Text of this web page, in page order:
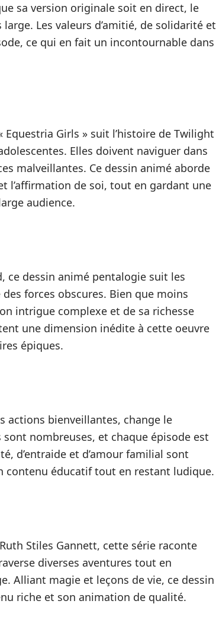
sa version originale soit en direct, le
Les valeurs d’amitié, de solidarité et
ce qui en fait un incontournable dans
Equestria Girls » suit l’histoire de Twilight
Elles doivent naviguer dans
malveillantes. Ce dessin animé aborde
l’affirmation de soi, tout en gardant une
audience.
ce dessin animé pentalogie suit les
forces obscures. Bien que moins
intrigue complexe et de sa richesse
une dimension inédite à cette oeuvre
épiques.
actions bienveillantes, change le
nombreuses, et chaque épisode est
d’entraide et d’amour familial sont
contenu éducatif tout en restant ludique.
Stiles Gannett, cette série raconte
diverses aventures tout en
Alliant magie et leçons de vie, ce dessin
riche et son animation de qualité.